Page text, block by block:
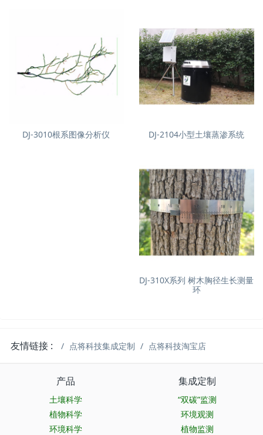
DJ-2104小型土壤蒸渗系统
DJ-3010根系图像分析仪
DJ-310X系列 树木胸径生长测量
环
友情链接 : 点将科技集成定制 点将科技淘宝店
产品
土壤科学
植物科学
环境科学
集成定制
“双碳”监测
环境观测
植物监测